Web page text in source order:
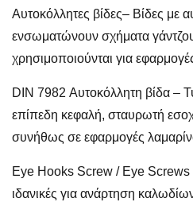
Αυτοκόλλητες βίδες– Βίδες με
ενσωματώνουν σχήματα
χρησιμοποιούνται για
DIN 7982 Αυτοκόλλητη βίδα –
επίπεδη κεφαλή, σταυρωτή
συνήθως σε εφαρμογές
Eye Hooks Screw / Eye Screws
ιδανικές για ανάρτηση